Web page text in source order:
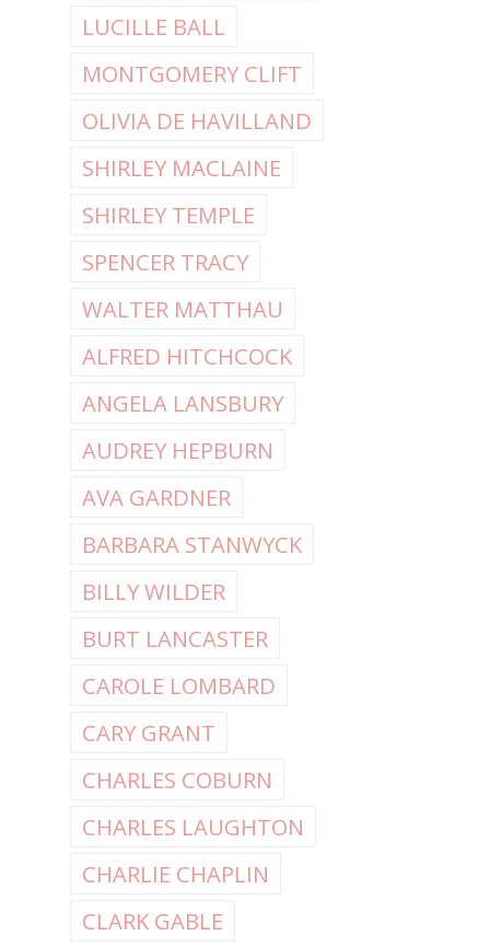
LUCILLE BALL
MONTGOMERY CLIFT
OLIVIA DE HAVILLAND
SHIRLEY MACLAINE
SHIRLEY TEMPLE
SPENCER TRACY
WALTER MATTHAU
ALFRED HITCHCOCK
ANGELA LANSBURY
AUDREY HEPBURN
AVA GARDNER
BARBARA STANWYCK
BILLY WILDER
BURT LANCASTER
CAROLE LOMBARD
CARY GRANT
CHARLES COBURN
CHARLES LAUGHTON
CHARLIE CHAPLIN
CLARK GABLE